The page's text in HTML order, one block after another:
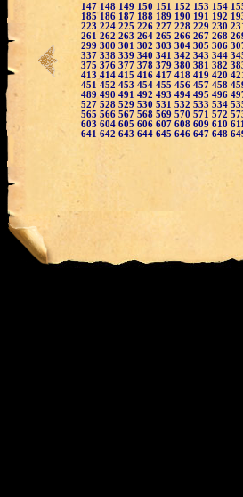
147 148 149 150 151 152 153 154
185 186 187 188 189 190 191 192
223 224 225 226 227 228 229 230 231
261 262 263 264 265 266 267 268
299 300 301 302 303 304 305 306
337 338 339 340 341 342 343 344
375 376 377 378 379 380 381 382
413 414 415 416 417 418 419 420 421
451 452 453 454 455 456 457 458
489 490 491 492 493 494 495 496
527 528 529 530 531 532 533 534
565 566 567 568 569 570 571 572
603 604 605 606 607 608 609 610 611
641 642 643 644 645 646 647 648